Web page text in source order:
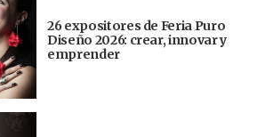
26 expositores de Feria Puro
Diseño 2026: crear, innovar y
emprender